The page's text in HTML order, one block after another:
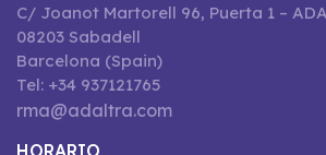
C/ Joanot Martorell 96, Puerta 1 –
08203 Sabadell
Barcelona (Spain)
Tel: +34 937121765
rma@adaltra.com
HORARIO